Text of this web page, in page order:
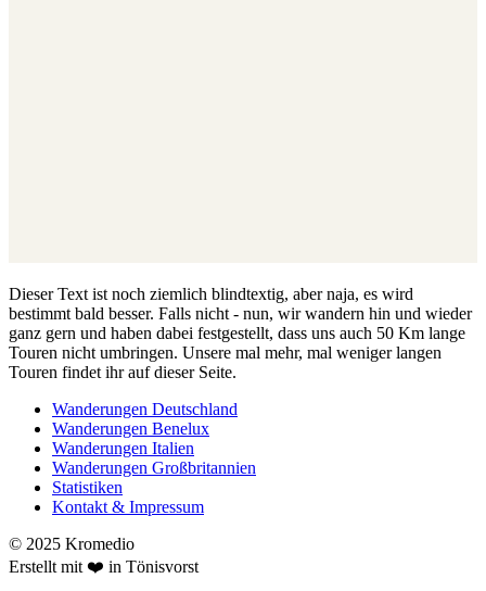
Dieser Text ist noch ziemlich blindtextig, aber naja, es wird
bestimmt bald besser. Falls nicht - nun, wir wandern hin und wieder
ganz gern und haben dabei festgestellt, dass uns auch 50 Km lange
Touren nicht umbringen. Unsere mal mehr, mal weniger langen
Touren findet ihr auf dieser Seite.
Wanderungen Deutschland
Wanderungen Benelux
Wanderungen Italien
Wanderungen Großbritannien
Statistiken
Kontakt & Impressum
© 2025 Kromedio
Erstellt mit ❤️ in Tönisvorst